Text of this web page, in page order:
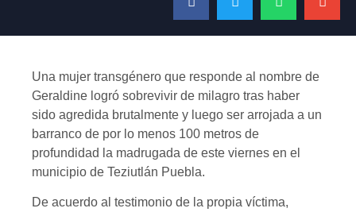
Una mujer transgénero que responde al nombre de
Geraldine logró sobrevivir de milagro tras haber
sido agredida brutalmente y luego ser arrojada a un
barranco de por lo menos 100 metros de
profundidad la madrugada de este viernes en el
municipio de Teziutlán Puebla.
De acuerdo al testimonio de la propia víctima,